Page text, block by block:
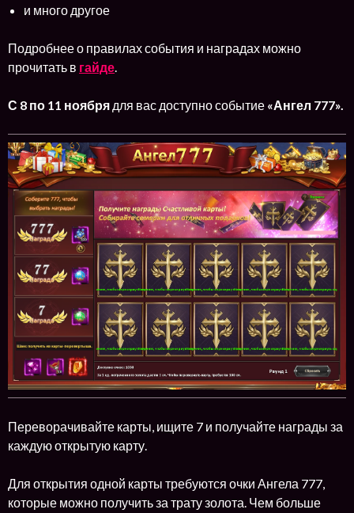
и много другое
Подробнее о правилах события и наградах можно
прочитать в гайде
С 8 по 11 ноября для вас доступно событие «Ангел 777».
Переворачивайте карты, ищите 7 и получайте награды за
каждую открытую карту.
Для открытия одной карты требуются очки Ангела 777,
которые можно получить за трату золота. Чем больше